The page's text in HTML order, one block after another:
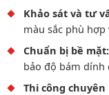
Khảo sát và tư
màu sắc phù
Chuẩn bị bề mặt:
bảo độ bám dính
Thi công